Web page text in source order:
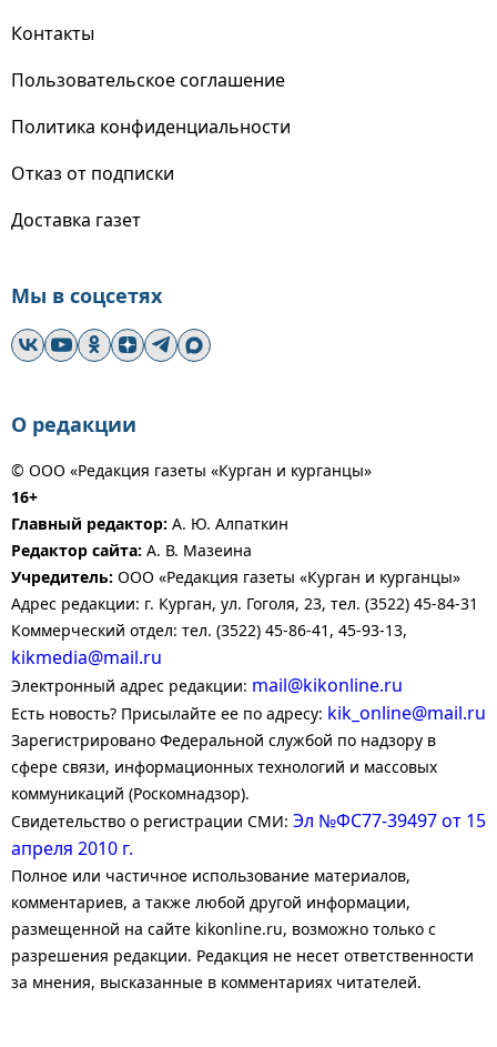
Контакты
Пользовательское соглашение
Политика конфиденциальности
Отказ от подписки
Доставка газет
Мы в соцсетях
О редакции
© ООО «Редакция газеты «Курган и курганцы»
16+
Главный редактор: А. Ю. Алпаткин
Редактор сайта: А. В. Мазеина
Учредитель: ООО «Редакция газеты «Курган и курганцы»
Адрес редакции: г. Курган, ул. Гоголя, 23, тел. (3522) 45-84-31
Коммерческий отдел: тел. (3522) 45-86-41, 45-93-13,
kikmedia@mail.ru
Электронный адрес редакции: mail@kikonline.ru
Есть новость? Присылайте ее по адресу: kik_online@mail.ru
Зарегистрировано Федеральной службой по надзору в
сфере связи, информационных технологий и массовых
коммуникаций (Роскомнадзор).
Свидетельство о регистрации СМИ: Эл №ФС77-39497 от 15
апреля 2010 г.
Полное или частичное использование материалов,
комментариев, а также любой другой информации,
размещенной на сайте kikonline.ru, возможно только с
разрешения редакции. Редакция не несет ответственности
за мнения, высказанные в комментариях читателей.